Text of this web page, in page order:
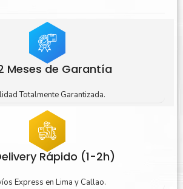
Meses de Garantía
Totalmente Garantizada.
Rápido (1-2h)
Express en Lima y Callao.